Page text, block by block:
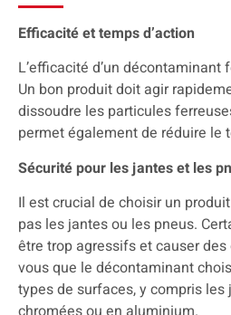
Efficacité et temps d’action
L’efficacité d’un
Un bon produit doit agir
dissoudre les particules
permet également de réduire le
Sécurité pour les jantes et les
Il est crucial de choisir un
pas les jantes ou les pneus.
être trop agressifs et causer
vous que le décontaminant
types de surfaces, y compris les